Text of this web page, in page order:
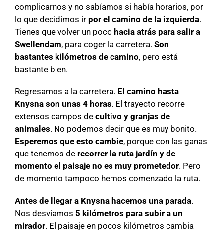
complicarnos y no sabíamos si había horarios, por
lo que decidimos ir por el camino de la izquierda.
Tienes que volver un poco hacia atrás para salir a
Swellendam, para coger la carretera. Son
bastantes kilómetros de camino, pero está
bastante bien.
Regresamos a la carretera. El camino hasta
Knysna son unas 4 horas. El trayecto recorre
extensos campos de cultivo y granjas de
animales. No podemos decir que es muy bonito.
Esperemos que esto cambie, porque con las ganas
que tenemos de recorrer la ruta jardín y de
momento el paisaje no es muy prometedor. Pero
de momento tampoco hemos comenzado la ruta.
Antes de llegar a Knysna hacemos una parada.
Nos desviamos 5 kilómetros para subir a un
mirador. El paisaje en pocos kilómetros cambia